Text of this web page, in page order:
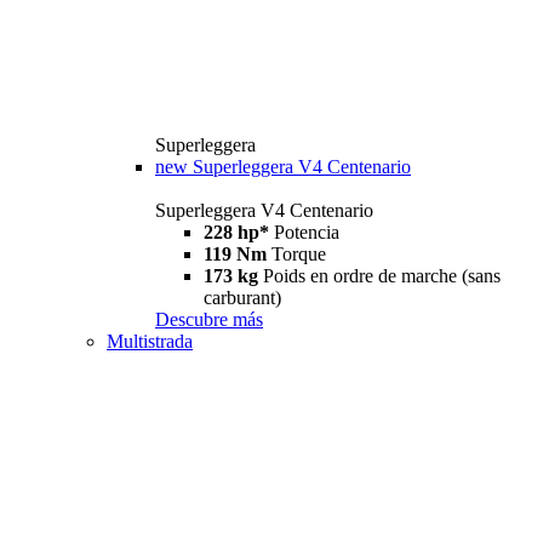
Superleggera
new Superleggera V4 Centenario
Superleggera V4 Centenario
228 hp* Potencia
119 Nm Torque
173 kg Poids en ordre de marche (sans
carburant)
Descubre más
Multistrada